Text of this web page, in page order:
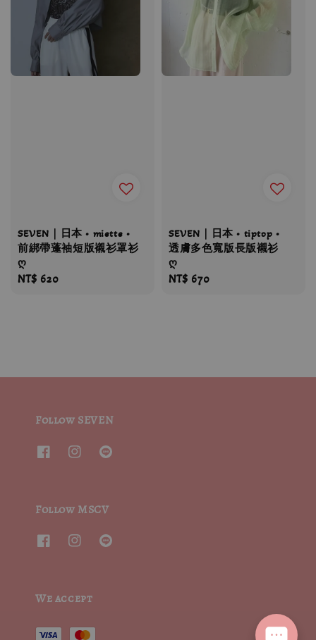
SEVEN｜日本 • miette •
前綁帶蓬袖短版襯衫罩衫
ღ
Regular
NT$ 620
SEVEN｜日本 • tiptop •
透膚多色寬版長版襯衫
ღ
Regular
NT$ 670
Follow SEVEN
Follow MSCV
We accept